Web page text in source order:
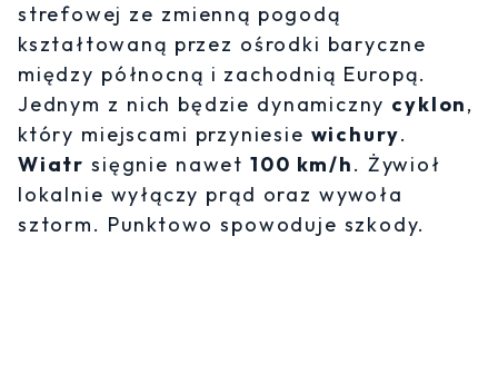
strefowej ze zmienną pogodą
kształtowaną przez ośrodki baryczne
między północną i zachodnią Europą.
Jednym z nich będzie dynamiczny cyklon,
który miejscami przyniesie wichury.
Wiatr sięgnie nawet100 km/h. Żywioł
lokalnie wyłączy prąd oraz wywoła
sztorm. Punktowo spowoduje szkody.